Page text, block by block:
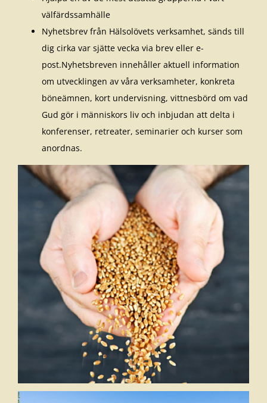
välfärdssamhälle
Nyhetsbrev från Hälsolövets verksamhet, sänds till
dig cirka var sjätte vecka via brev eller e-
post.Nyhetsbreven innehåller aktuell information
om utvecklingen av våra verksamheter, konkreta
böneämnen, kort undervisning, vittnesbörd om vad
Gud gör i människors liv och inbjudan att delta i
konferenser, retreater, seminarier och kurser som
anordnas.